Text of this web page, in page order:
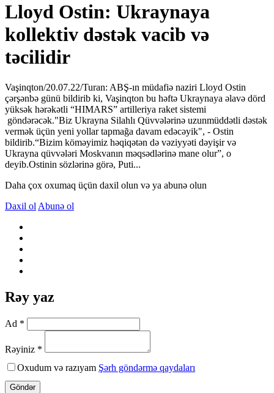
Lloyd Ostin: Ukraynaya
kollektiv dəstək vacib və
təcilidir
Vaşinqton/20.07.22/Turan: ABŞ-ın müdafiə naziri Lloyd Ostin
çərşənbə günü bildirib ki, Vaşinqton bu həftə Ukraynaya əlavə dörd
yüksək hərəkətli “HIMARS” artilleriya raket sistemi
göndərəcək."Biz Ukrayna Silahlı Qüvvələrinə uzunmüddətli dəstək
vermək üçün yeni yollar tapmağa davam edəcəyik", - Ostin
bildirib.“Bizim köməyimiz həqiqətən də vəziyyəti dəyişir və
Ukrayna qüvvələri Moskvanın məqsədlərinə mane olur”, o
deyib.Ostinin sözlərinə görə, Puti...
Daha çox oxumaq üçün daxil olun və ya abunə olun
Daxil ol Abunə ol
Rəy yaz
Ad *
Rəyiniz *
Oxudum və razıyam Şərh göndərmə qaydaları
Göndər